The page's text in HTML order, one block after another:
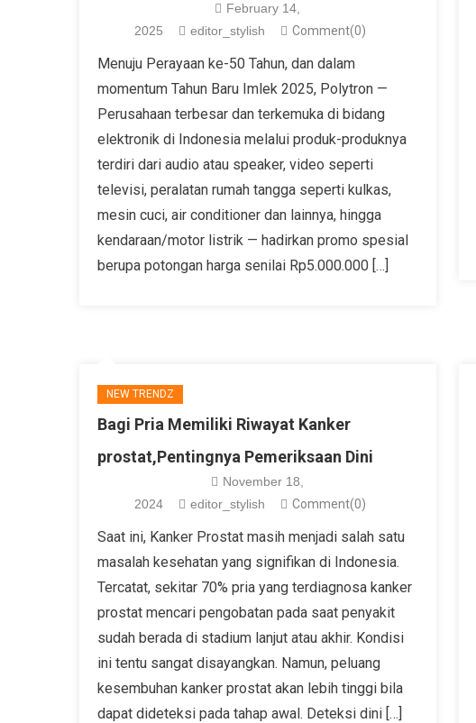
February 14,
2025
editor_stylish Comment(0)
Menuju Perayaan ke-50 Tahun, dan dalam
momentum Tahun Baru Imlek 2025, Polytron —
Perusahaan terbesar dan terkemuka di bidang
elektronik di Indonesia melalui produk-produknya
terdiri dari audio atau speaker, video seperti
televisi, peralatan rumah tangga seperti kulkas,
mesin cuci, air conditioner dan lainnya, hingga
kendaraan/motor listrik — hadirkan promo spesial
berupa potongan harga senilai Rp5.000.000 […]
NEW TRENDZ
Bagi Pria Memiliki Riwayat Kanker
prostat,Pentingnya Pemeriksaan Dini
November 18,
2024
editor_stylish Comment(0)
Saat ini, Kanker Prostat masih menjadi salah satu
masalah kesehatan yang signifikan di Indonesia.
Tercatat, sekitar 70% pria yang terdiagnosa kanker
prostat mencari pengobatan pada saat penyakit
sudah berada di stadium lanjut atau akhir. Kondisi
ini tentu sangat disayangkan. Namun, peluang
kesembuhan kanker prostat akan lebih tinggi bila
dapat dideteksi pada tahap awal. Deteksi dini […]